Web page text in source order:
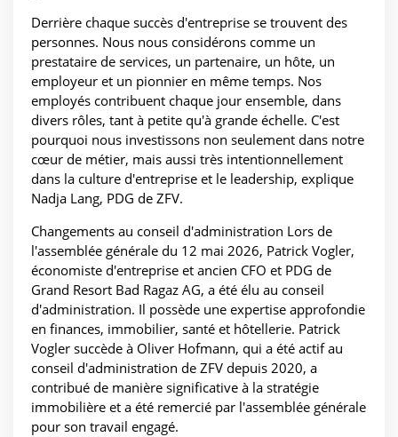
Derrière chaque succès d'entreprise se trouvent des
personnes. Nous nous considérons comme un
prestataire de services, un partenaire, un hôte, un
employeur et un pionnier en même temps. Nos
employés contribuent chaque jour ensemble, dans
divers rôles, tant à petite qu'à grande échelle. C'est
pourquoi nous investissons non seulement dans notre
cœur de métier, mais aussi très intentionnellement
dans la culture d'entreprise et le leadership, explique
Nadja Lang, PDG de ZFV.
Changements au conseil d'administration Lors de
l'assemblée générale du 12 mai 2026, Patrick Vogler,
économiste d'entreprise et ancien CFO et PDG de
Grand Resort Bad Ragaz AG, a été élu au conseil
d'administration. Il possède une expertise approfondie
en finances, immobilier, santé et hôtellerie. Patrick
Vogler succède à Oliver Hofmann, qui a été actif au
conseil d'administration de ZFV depuis 2020, a
contribué de manière significative à la stratégie
immobilière et a été remercié par l'assemblée générale
pour son travail engagé.